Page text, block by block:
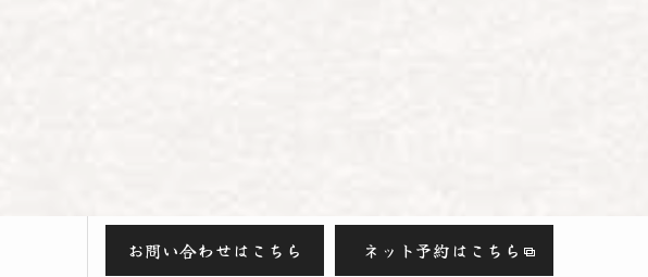
お問い合わせはこちら ネット予約はこちら